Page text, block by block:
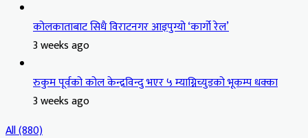
कोलकाताबाट सिधै विराटनगर आइपुग्यो ‘कार्गो रेल’
3 weeks ago
रुकुम पूर्वको कोल केन्द्रविन्दु भएर ५ म्याग्निच्युडको भूकम्प धक्का
3 weeks ago
All (880)